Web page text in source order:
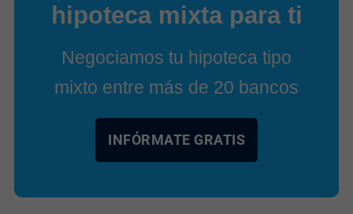
hipoteca mixta para ti
Negociamos tu hipoteca tipo
mixto entre más de 20 bancos
INFÓRMATE GRATIS